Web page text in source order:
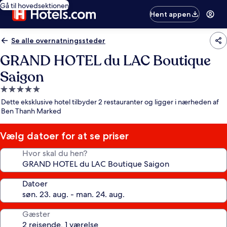
Gå til hovedsektionen
Hent appen
Se alle overnatningssteder
GRAND HOTEL du LAC Boutique
Saigon
5.0-
stjernet
overnatningssted
Dette eksklusive hotel tilbyder 2 restauranter og ligger i nærheden af
Ben Thanh Marked
Vælg datoer for at se priser
Hvor skal du hen?
Datoer
Gæster